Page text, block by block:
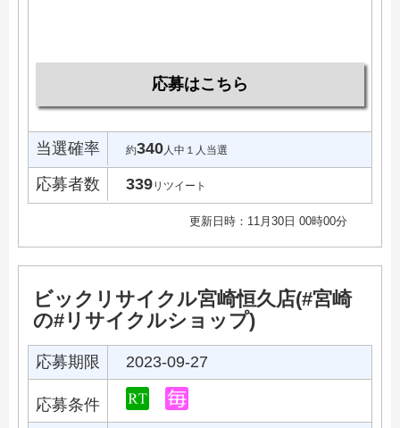
応募はこちら
当選確率 約340人中１人当選
応募者数 339リツイート
更新日時：11月30日 00時00分
ビックリサイクル宮崎恒久店(#宮崎
の#リサイクルショップ)
応募期限 2023-09-27
応募条件